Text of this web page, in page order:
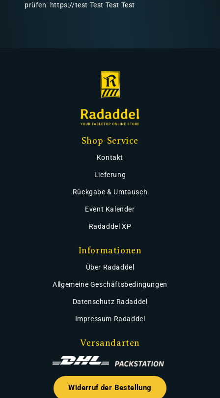
prüfen https://test Test Test Test
Shop-Service
Kontakt
Lieferung
Rückgabe & Umtausch
Event Kalender
Radaddel XP
Informationen
Über Radaddel
Allgemeine Geschäftsbedingungen
Datenschutz Radaddel
Impressum Radaddel
Versandarten
Widerruf der Bestellung